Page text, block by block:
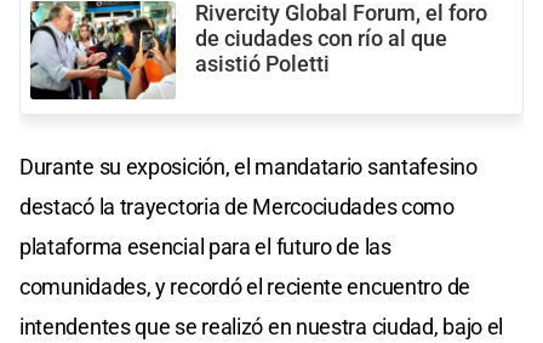
Rivercity Global Forum, el foro
de ciudades con río al que
asistió Poletti
Durante su exposición, el mandatario santafesino
destacó la trayectoria de Mercociudades como
plataforma esencial para el futuro de las
comunidades, y recordó el reciente encuentro de
intendentes que se realizó en nuestra ciudad, bajo el